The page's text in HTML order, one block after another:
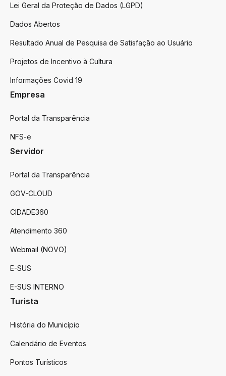
Lei Geral da Proteção de Dados (LGPD)
Dados Abertos
Resultado Anual de Pesquisa de Satisfação ao Usuário
Projetos de Incentivo à Cultura
Informações Covid 19
Empresa
Portal da Transparência
NFS-e
Servidor
Portal da Transparência
GOV-CLOUD
CIDADE360
Atendimento 360
Webmail (NOVO)
E-SUS
E-SUS INTERNO
Turista
História do Município
Calendário de Eventos
Pontos Turísticos